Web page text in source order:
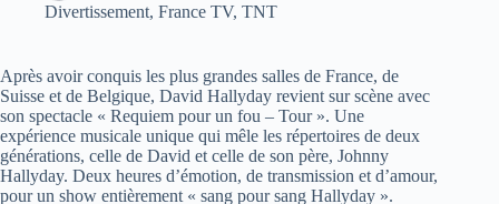
Divertissement, France TV, TNT
Après avoir conquis les plus grandes salles de France, de
Suisse et de Belgique, David Hallyday revient sur scène avec
son spectacle « Requiem pour un fou – Tour ». Une
expérience musicale unique qui mêle les répertoires de deux
générations, celle de David et celle de son père, Johnny
Hallyday. Deux heures d’émotion, de transmission et d’amour,
pour un show entièrement « sang pour sang Hallyday ».